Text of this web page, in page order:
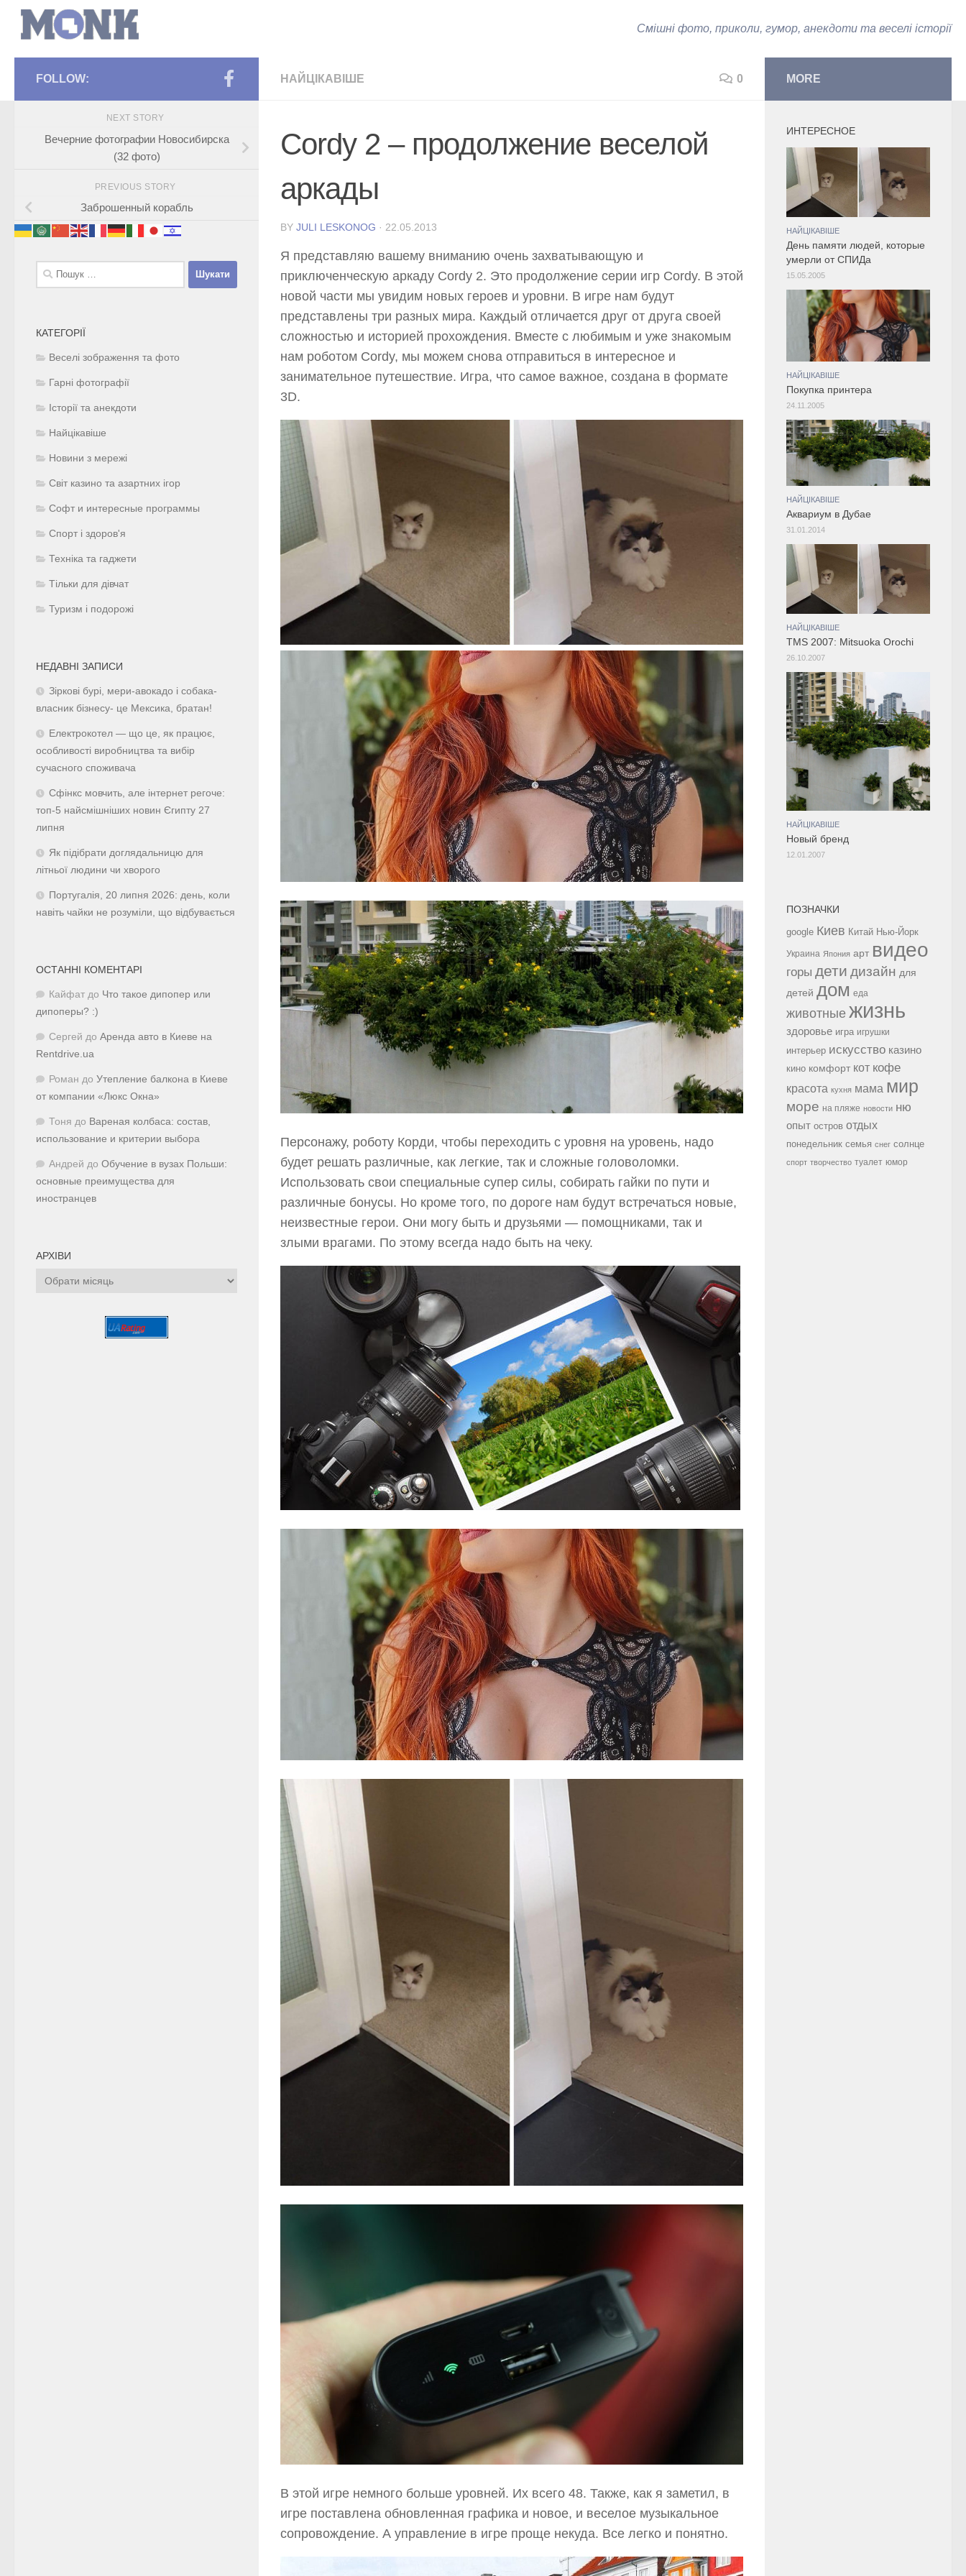
Смішні фото, приколи, гумор, анекдоти та веселі історії
НАЙЦІКАВІШЕ 0
Cordy 2 – продолжение веселой
аркады
BY JULI LESKONOG · 22.05.2013
Я представляю вашему вниманию очень захватывающую и
приключенческую аркаду Cordy 2. Это продолжение серии игр Cordy. В этой
новой части мы увидим новых героев и уровни. В игре нам будут
представлены три разных мира. Каждый отличается друг от друга своей
сложностью и историей прохождения. Вместе с любимым и уже знакомым
нам роботом Cordy, мы можем снова отправиться в интересное и
занимательное путешествие. Игра, что самое важное, создана в формате
3D.
Персонажу, роботу Корди, чтобы переходить с уровня на уровень, надо
будет решать различные, как легкие, так и сложные головоломки.
Использовать свои специальные супер силы, собирать гайки по пути и
различные бонусы. Но кроме того, по дороге нам будут встречаться новые,
неизвестные герои. Они могу быть и друзьями — помощниками, так и
злыми врагами. По этому всегда надо быть на чеку.
В этой игре немного больше уровней. Их всего 48. Также, как я заметил, в
игре поставлена обновленная графика и новое, и веселое музыкальное
сопровождение. А управление в игре проще некуда. Все легко и понятно.
FOLLOW:
NEXT STORY
Вечерние фотографии Новосибирска
(32 фото)
PREVIOUS STORY
Заброшенный корабль
Пошук:
КАТЕГОРІЇ
Веселі зображення та фото
Гарні фотографії
Історії та анекдоти
Найцікавіше
Новини з мережі
Світ казино та азартних ігор
Софт и интересные программы
Спорт і здоров'я
Техніка та гаджети
Тільки для дівчат
Туризм і подорожі
НЕДАВНІ ЗАПИСИ
Зіркові бурі, мери-авокадо і собака-
власник бізнесу- це Мексика, братан!
Електрокотел — що це, як працює,
особливості виробництва та вибір
сучасного споживача
Сфінкс мовчить, але інтернет регоче:
топ-5 найсмішніших новин Єгипту 27
липня
Як підібрати доглядальницю для
літньої людини чи хворого
Португалія, 20 липня 2026: день, коли
навіть чайки не розуміли, що відбувається
ОСТАННІ КОМЕНТАРІ
Кайфат до Что такое дипопер или
дипоперы? :)
Сергей до Аренда авто в Киеве на
Rentdrive.ua
Роман до Утепление балкона в Киеве
от компании «Люкс Окна»
Тоня до Вареная колбаса: состав,
использование и критерии выбора
Андрей до Обучение в вузах Польши:
основные преимущества для
иностранцев
АРХІВИ
Архіви
MORE
ИНТЕРЕСНОЕ
НАЙЦІКАВІШЕ
День памяти людей, которые
умерли от СПИДа
15.05.2005
НАЙЦІКАВІШЕ
Покупка принтера
24.11.2005
НАЙЦІКАВІШЕ
Аквариум в Дубае
31.01.2014
НАЙЦІКАВІШЕ
TMS 2007: Mitsuoka Orochi
26.10.2007
НАЙЦІКАВІШЕ
Новый бренд
12.01.2007
ПОЗНАЧКИ
google Киев Китай Нью-Йорк
Украина Япония арт видео
горы дети дизайн для
детей дом еда
животные жизнь
здоровье игра игрушки
интерьер искусство казино
кино комфорт кот кофе
красота кухня мама мир
море на пляже новости ню
опыт остров отдых
понедельник семья снег солнце
спорт творчество туалет юмор